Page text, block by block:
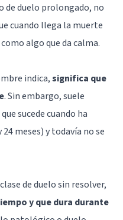
de duelo prolongado, no
cuando llega la muerte
algo que da calma.
indica,significa que
. Sin embargo, suele
sucede cuando ha
meses) y todavía no se
de duelo sin resolver,
y que dura durante